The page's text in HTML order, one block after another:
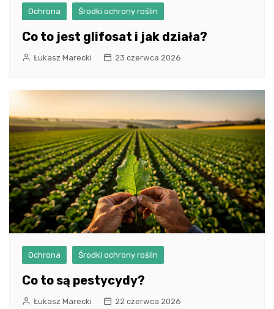
Ochrona Środki ochrony roślin
Co to jest glifosat i jak działa?
Łukasz Marecki 23 czerwca 2026
Ochrona Środki ochrony roślin
Co to są pestycydy?
Łukasz Marecki 22 czerwca 2026